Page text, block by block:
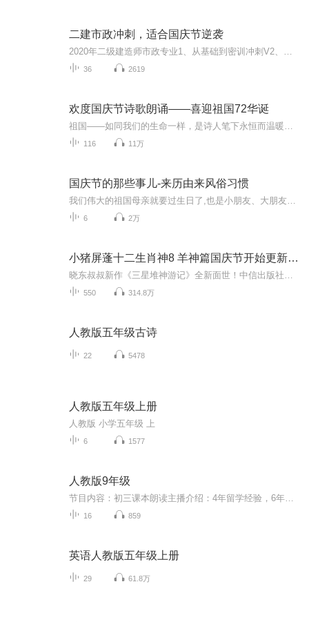
二建市政冲刺，适合国庆节逆袭
36 2619
欢度国庆节诗歌朗诵——喜迎祖国72华诞
116 11万
国庆节的那些事儿-来历由来风俗习惯
6 2万
小猪屏蓬十二生肖神8 羊神篇国庆节开始更新啦！
550 314.8万
人教版五年级古诗
22 5478
人教版五年级上册
人教版 小学五年级 上
6 1577
人教版9年级
16 859
英语人教版五年级上册
29 61.8万